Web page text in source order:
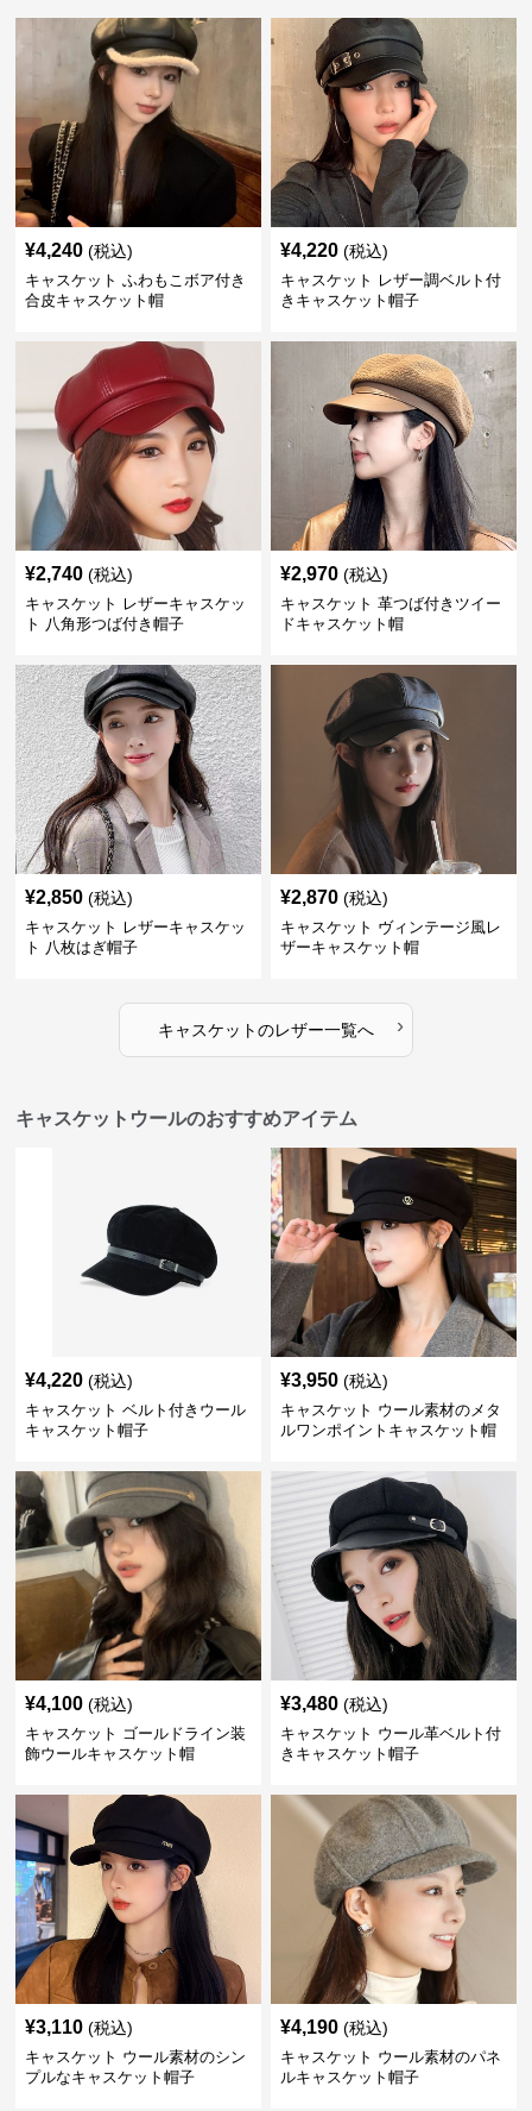
¥4,240 (税込)
キャスケット ふわもこボア付き
合皮キャスケット帽
¥4,220 (税込)
キャスケット レザー調ベルト付
きキャスケット帽子
¥2,740 (税込)
キャスケット レザーキャスケッ
ト 八角形つば付き帽子
¥2,970 (税込)
キャスケット 革つば付きツイー
ドキャスケット帽
¥2,850 (税込)
キャスケット レザーキャスケッ
ト 八枚はぎ帽子
¥2,870 (税込)
キャスケット ヴィンテージ風レ
ザーキャスケット帽
キャスケットのレザー一覧へ ›
キャスケットウールのおすすめアイテム
¥4,220 (税込)
キャスケット ベルト付きウール
キャスケット帽子
¥3,950 (税込)
キャスケット ウール素材のメタ
ルワンポイントキャスケット帽
¥4,100 (税込)
キャスケット ゴールドライン装
飾ウールキャスケット帽
¥3,480 (税込)
キャスケット ウール革ベルト付
きキャスケット帽子
¥3,110 (税込)
キャスケット ウール素材のシン
プルなキャスケット帽子
¥4,190 (税込)
キャスケット ウール素材のパネ
ルキャスケット帽子